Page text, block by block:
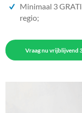
Minimaal 3
regio;
Vraag nu vrijblijvend